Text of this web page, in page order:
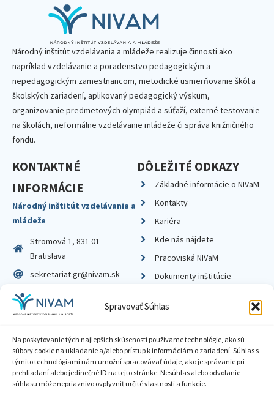
Spravovať Súhlas
Na poskytovanie tých najlepších skúseností používame technológie, ako sú
súbory cookie na ukladanie a/alebo prístup k informáciám o zariadení. Súhlas s
týmito technológiami nám umožní spracovávať údaje, ako je správanie pri
prehliadaní alebo jedinečné ID na tejto stránke. Nesúhlas alebo odvolanie
súhlasu môže nepriaznivo ovplyvniť určité vlastnosti a funkcie.
Národný inštitút vzdelávania a mládeže realizuje činnosti ako
napríklad vzdelávanie a poradenstvo pedagogickým a
nepedagogickým zamestnancom, metodické usmerňovanie škôl a
školských zariadení, aplikovaný pedagogický výskum,
organizovanie predmetových olympiád a súťaží, externé testovanie
na školách, neformálne vzdelávanie mládeže či správa knižničného
fondu.
KONTAKTNÉ
INFORMÁCIE
Národný inštitút vzdelávania a
mládeže
Stromová 1, 831 01
Bratislava
sekretariat.gr@nivam.sk
IČO: 00164348
DIČ: 2020798714
DÔLEŽITÉ ODKAZY
Základné informácie o NIVaM
Kontakty
Kariéra
Kde nás nájdete
Pracoviská NIVaM
Dokumenty inštitúcie
Zásady ochrany súkromia